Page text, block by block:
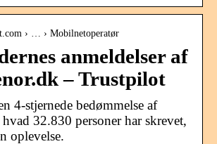
› … › Mobilnetoperatør
anmeldelser af
– Trustpilot
4-stjernede bedømmelse af
32.830 personer har skrevet,
oplevelse.